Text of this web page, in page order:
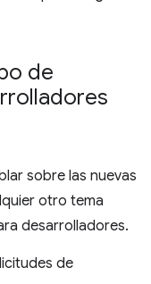
de
sobre las nuevas
otro tema
desarrolladores.
de